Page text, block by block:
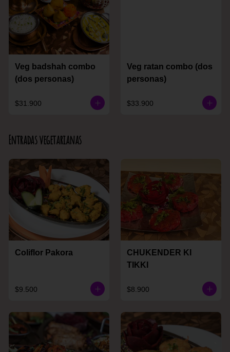
Veg badshah combo
(dos personas)
$31.900
Veg ratan combo (dos
personas)
$33.900
Entradas vegetarianas
Coliflor Pakora
$9.500
CHUKENDER KI
TIKKI
$8.900